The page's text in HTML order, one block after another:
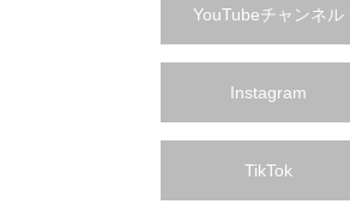
YouTubeチャンネル
Instagram
TikTok